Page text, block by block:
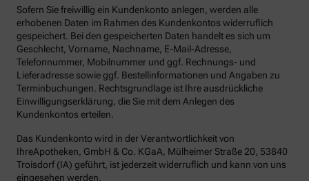
Sofern Sie freiwillig ein Kundenkonto anlegen, werden alle
erhobenen Daten im Rahmen des Kundenkontos widerruflich
gespeichert. Bei den gespeicherten Daten handelt es sich um
Geschlecht, Vorname, Nachname, E-Mail-Adresse,
Telefonnummer, Mobilnummer und ggf. Rechnungs- und
Lieferadresse sowie ggf. Bestellinformationen und Angaben zu
Terminbuchungen. Rechtsgrundlage ist Ihre ausdrückliche
Einwilligungserklärung, die Sie mit dem Anlegen des
Kundenkontos erteilen.
Das Kundenkonto wird in der Verantwortlichkeit von
IhreApotheken, GmbH & Co. KGaA, Mülheimer Straße 20, 53840
Troisdorf (IA) geführt, ist jederzeit widerruflich und kann von uns
eingesehen werden.